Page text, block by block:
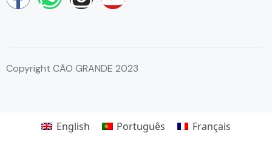
Copyright CÃO GRANDE 2023
English Português Français